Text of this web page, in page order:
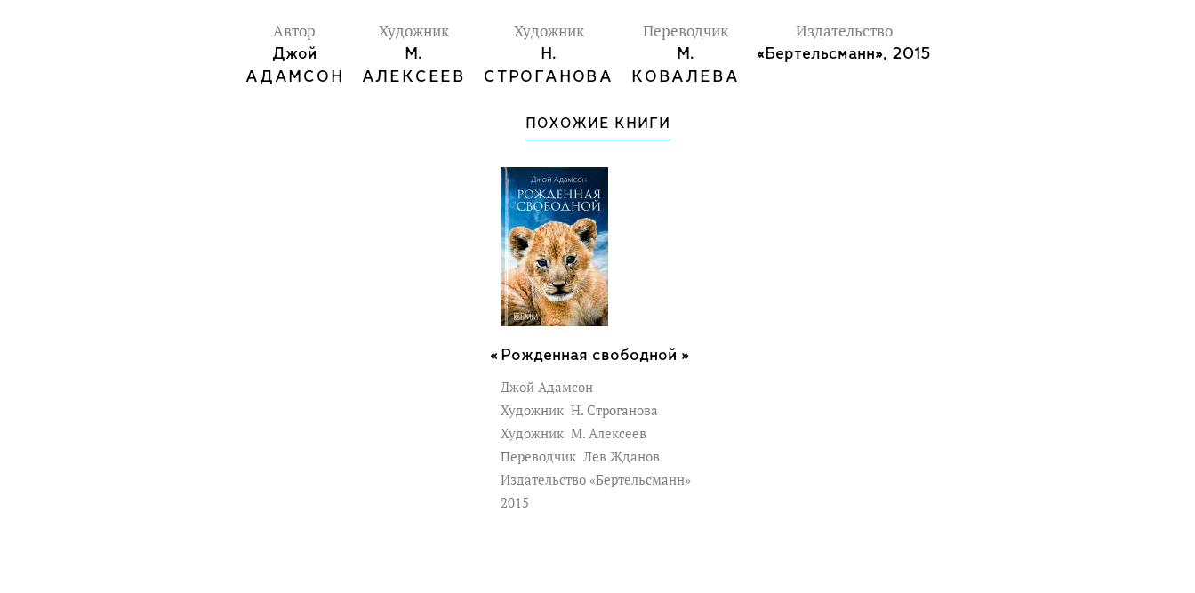
Автор
Джой
АДАМСОН
Художник
М.
АЛЕКСЕЕВ
Художник
Н.
СТРОГАНОВА
Переводчик
М.
КОВАЛЕВА
Издательство
«Бертельсманн», 2015
ПОХОЖИЕ КНИГИ
Рожденная свободной »
Джой Адамсон
Художник Н. Строганова
Художник М. Алексеев
Переводчик Лев Жданов
Издательство «Бертельсманн»
2015